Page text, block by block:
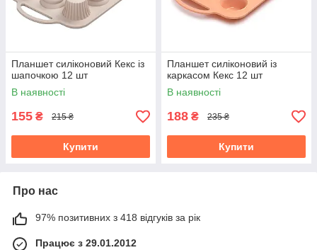
Планшет силіконовий Кекс із
шапочкою 12 шт
В наявності
155 ₴ 215 ₴
Купити
Планшет силіконовий із
каркасом Кекс 12 шт
В наявності
188 ₴ 235 ₴
Купити
Про нас
97% позитивних з 418 відгуків за рік
Працює з 29.01.2012